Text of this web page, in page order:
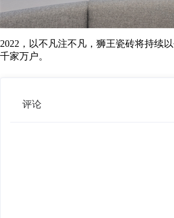
2022，以不凡注不凡，狮王瓷砖将持续
千家万户。
评论